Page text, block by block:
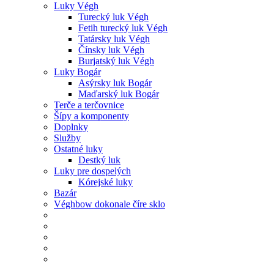
Luky Végh
Turecký luk Végh
Fetih turecký luk Végh
Tatársky luk Végh
Čínsky luk Végh
Burjatský luk Végh
Luky Bogár
Asýrsky luk Bogár
Maďarský luk Bogár
Terče a terčovnice
Šípy a komponenty
Doplnky
Služby
Ostatné luky
Destký luk
Luky pre dospelých
Kórejské luky
Bazár
Véghbow dokonale číre sklo